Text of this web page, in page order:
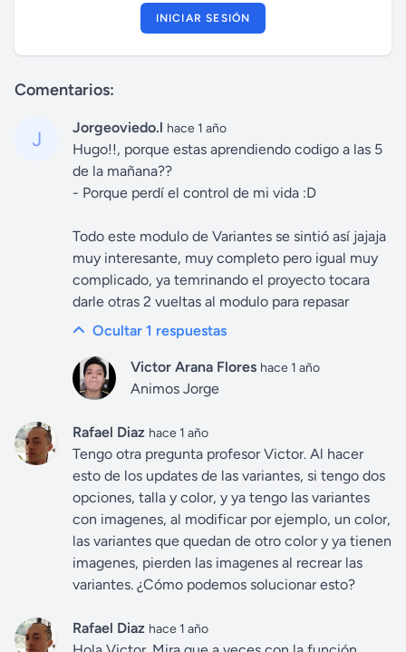
INICIAR SESIÓN
Comentarios:
Jorgeoviedo.l hace 1 año
Hugo!!, porque estas aprendiendo codigo a las 5
de la mañana??
- Porque perdí el control de mi vida :D
Todo este modulo de Variantes se sintió así jajaja
muy interesante, muy completo pero igual muy
complicado, ya temrinando el proyecto tocara
darle otras 2 vueltas al modulo para repasar
Ocultar 1 respuestas
Victor Arana Flores hace 1 año
Animos Jorge
Rafael Diaz hace 1 año
Tengo otra pregunta profesor Victor. Al hacer
esto de los updates de las variantes, si tengo dos
opciones, talla y color, y ya tengo las variantes
con imagenes, al modificar por ejemplo, un color,
las variantes que quedan de otro color y ya tienen
imagenes, pierden las imagenes al recrear las
variantes. ¿Cómo podemos solucionar esto?
Rafael Diaz hace 1 año